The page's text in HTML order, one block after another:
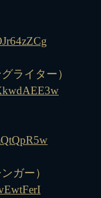
ライター）
ガー）